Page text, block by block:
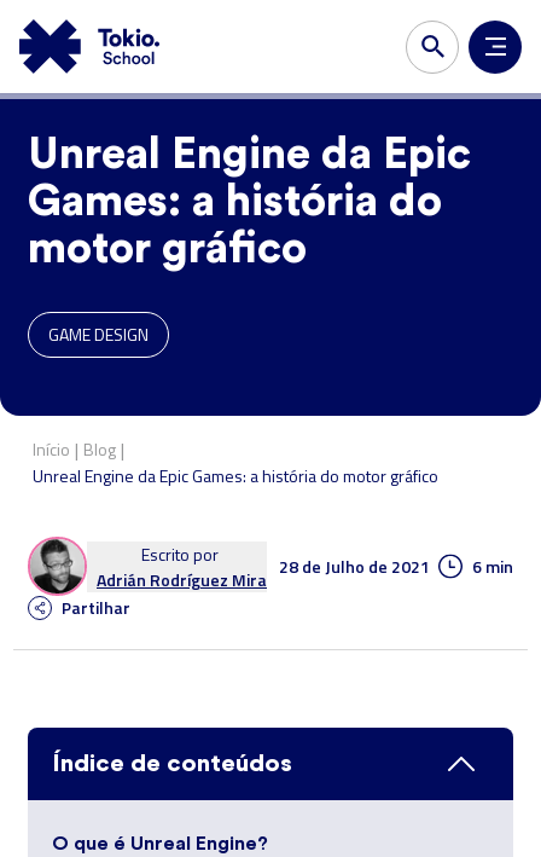
Unreal Engine da Epic
Games: a história do
motor gráfico
GAME DESIGN
Início | Blog |
Unreal Engine da Epic Games: a história do motor gráfico
Escrito por
Adrián Rodríguez Mira
28 de Julho de 2021
6 min
Partilhar
Índice de conteúdos
O que é Unreal Engine?